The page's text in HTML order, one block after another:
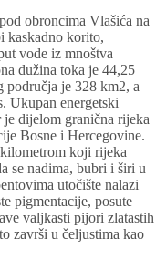
obroncima Vlašića na
kaskadno korito,
vode iz mnoštva
dužina toka je 44,25
područja je 328 km2, a
Ukupan energetski
dijelom granična rijeka
Bosne i Hercegovine.
koji rijeka
se nadima, bubri i širi u
utočište nalazi
pigmentacije, posute
valjkasti pijori zlatastih
završi u čeljustima kao